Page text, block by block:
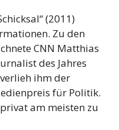
(2011)
Zu den
CNN Matthias
des Jahres
ihm der
für Politik.
am meisten zu